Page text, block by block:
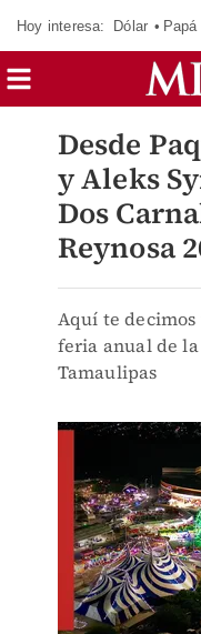
Hoy interesa: Dólar
Desde
y Aleks
Dos
Reynosa
Aquí te
feria anual de
Tamaulipas